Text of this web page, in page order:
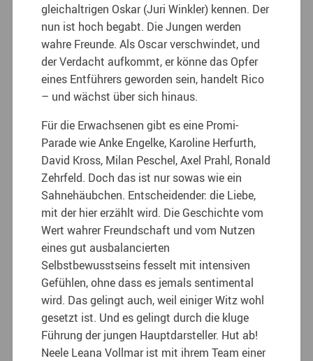
gleichaltrigen Oskar (Juri Winkler) kennen. Der
nun ist hoch begabt. Die Jungen werden
wahre Freunde. Als Oscar verschwindet, und
der Verdacht aufkommt, er könne das Opfer
eines Entführers geworden sein, handelt Rico
– und wächst über sich hinaus.
Für die Erwachsenen gibt es eine Promi-
Parade wie Anke Engelke, Karoline Herfurth,
David Kross, Milan Peschel, Axel Prahl, Ronald
Zehrfeld. Doch das ist nur sowas wie ein
Sahnehäubchen. Entscheidender: die Liebe,
mit der hier erzählt wird. Die Geschichte vom
Wert wahrer Freundschaft und vom Nutzen
eines gut ausbalancierten
Selbstbewusstseins fesselt mit intensiven
Gefühlen, ohne dass es jemals sentimental
wird. Das gelingt auch, weil einiger Witz wohl
gesetzt ist. Und es gelingt durch die kluge
Führung der jungen Hauptdarsteller. Hut ab!
Neele Leana Vollmar ist mit ihrem Team einer